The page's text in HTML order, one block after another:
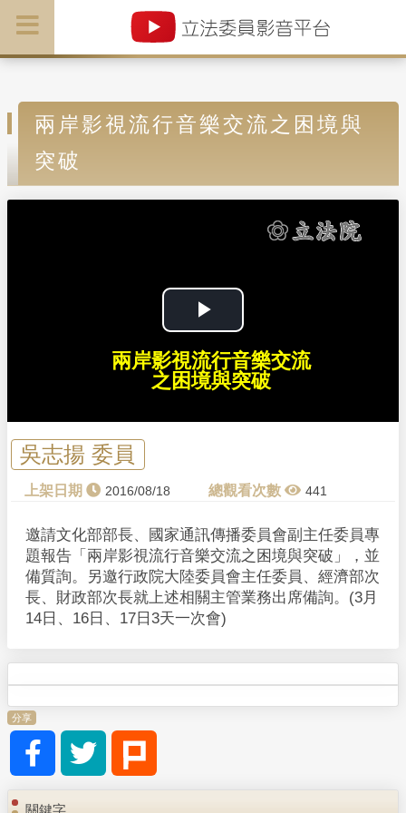
兩岸影視流行音樂交流之困境與
突破
P
l
V
i
d
e
o
兩岸影視流行音樂交流
之困境與突破
吳志揚 委員
2016/08/18 441
邀請文化部部長、國家通訊傳播委員會副主任委員專
題報告「兩岸影視流行音樂交流之困境與突破」，並
備質詢。另邀行政院大陸委員會主任委員、經濟部次
長、財政部次長就上述相關主管業務出席備詢。(3月
14日、16日、17日3天一次會)
分享